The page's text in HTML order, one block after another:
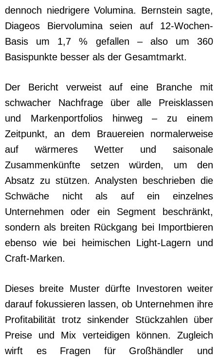
dennoch niedrigere Volumina. Bernstein sagte,
Diageos Biervolumina seien auf 12-Wochen-
Basis um 1,7 % gefallen – also um 360
Basispunkte besser als der Gesamtmarkt.
Der Bericht verweist auf eine Branche mit
schwacher Nachfrage über alle Preisklassen
und Markenportfolios hinweg – zu einem
Zeitpunkt, an dem Brauereien normalerweise
auf wärmeres Wetter und saisonale
Zusammenkünfte setzen würden, um den
Absatz zu stützen. Analysten beschrieben die
Schwäche nicht als auf ein einzelnes
Unternehmen oder ein Segment beschränkt,
sondern als breiten Rückgang bei Importbieren
ebenso wie bei heimischen Light-Lagern und
Craft-Marken.
Dieses breite Muster dürfte Investoren weiter
darauf fokussieren lassen, ob Unternehmen ihre
Profitabilität trotz sinkender Stückzahlen über
Preise und Mix verteidigen können. Zugleich
wirft es Fragen für Großhändler und